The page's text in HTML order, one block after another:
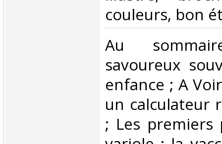
couleurs, bon
‎Au
savoureux
enfance ; A
un calculateur
; Les premiers